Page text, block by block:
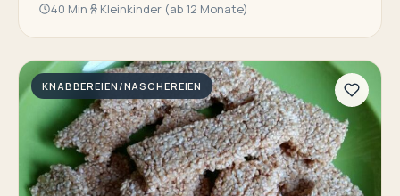
40 Min Kleinkinder (ab 12 Monate)
KNABBEREIEN/NASCHEREIEN